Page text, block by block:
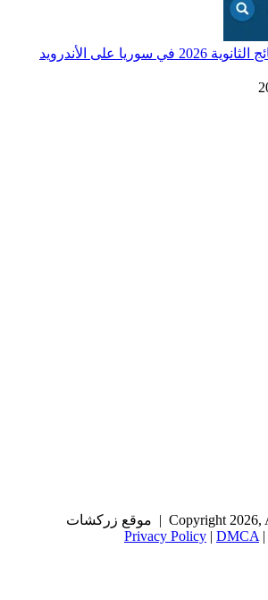
تحميل تطبيق نتائج الثانوية 2026 في سوريا على الأندرويد
Privacy Policy|